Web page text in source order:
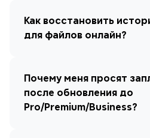
Как восстановить
для файлов онлайн?
Почему меня просят
после обновления до
Pro/Premium/Business?